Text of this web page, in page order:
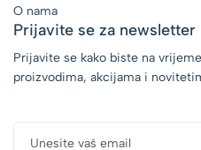
O nama
Prijavite se za newsletter
Prijavite se kako biste na
proizvodima, akcijama i